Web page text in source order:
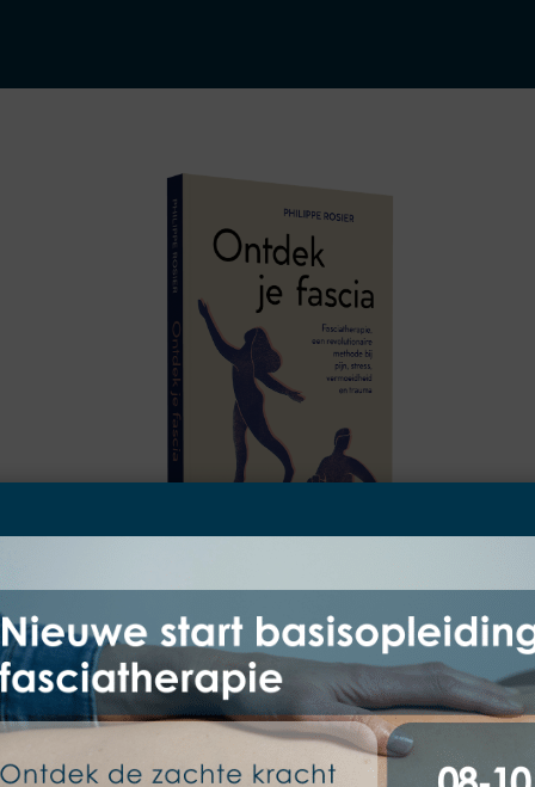
Herontdek je lichaam met
revolutionaire fascia
Fasciatherapie heeft me mijn lichaam teruggegeven